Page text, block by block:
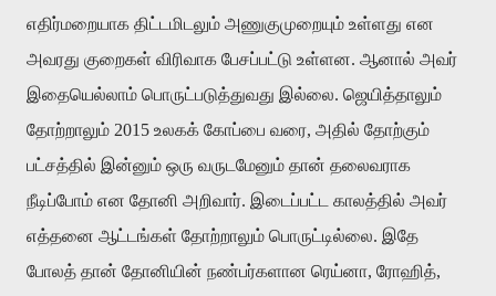
எதிர்மறையாக திட்டமிடலும் அணுகுமுறையும் உள்ளது என
அவரது குறைகள் விரிவாக பேசப்பட்டு உள்ளன. ஆனால் அவர்
இதையெல்லாம் பொருட்படுத்துவது இல்லை. ஜெயித்தாலும்
தோற்றாலும் 2015 உலகக் கோப்பை வரை, அதில் தோற்கும்
பட்சத்தில் இன்னும் ஒரு வருடமேனும் தான் தலைவராக
நீடிப்போம் என தோனி அறிவார். இடைப்பட்ட காலத்தில் அவர்
எத்தனை ஆட்டங்கள் தோற்றாலும் பொருட்டில்லை. இதே
போலத் தான் தோனியின் நண்பர்களான ரெய்னா, ரோஹித்,